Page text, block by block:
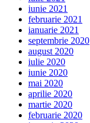
iunie 2021
februarie 2021
ianuarie 2021
septembrie 2020
august 2020
iulie 2020
iunie 2020
mai 2020
aprilie 2020
martie 2020
februarie 2020